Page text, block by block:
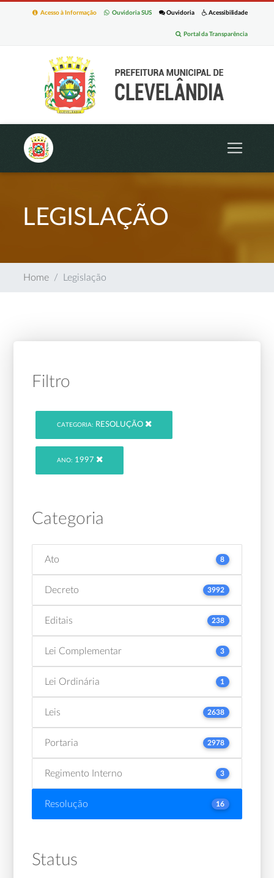
Acessibilidade
Ouvidoria
Ouvidoria SUS
Acesso à Informação
Portal da Transparência
LEGISLAÇÃO
Home Legislação
Filtro
CATEGORIA: RESOLUÇÃO
ANO: 1997
Categoria
Ato 8
Decreto 3992
Editais 238
Lei Complementar 3
Lei Ordinária 1
Leis 2638
Portaria 2978
Regimento Interno 3
Resolução 16
Status